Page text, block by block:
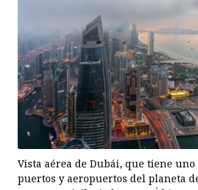
Vista aérea de Dubái, que tiene uno
puertos y aeropuertos del planeta